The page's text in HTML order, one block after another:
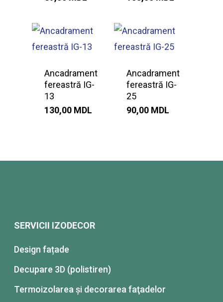
Ancadrament
fereastră IG-
13
130,00 MDL
Ancadrament
fereastră IG-
25
90,00 MDL
SERVICII IZODECOR
Design fațade
Decupare 3D (polistiren)
Termoizolarea şi decorarea faţadelor